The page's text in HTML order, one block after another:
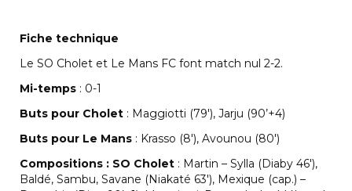
Fiche technique
Le SO Cholet et Le Mans FC font match nul 2-2.
Mi-temps : 0-1
Buts pour Cholet : Maggiotti (79′), Jarju (90’+4)
Buts pour Le Mans : Krasso (8′), Avounou (80′)
Compositions : SO Cholet : Martin – Sylla (Diaby 46′),
Baldé, Sambu, Savane (Niakaté 63′), Mexique (cap.) –